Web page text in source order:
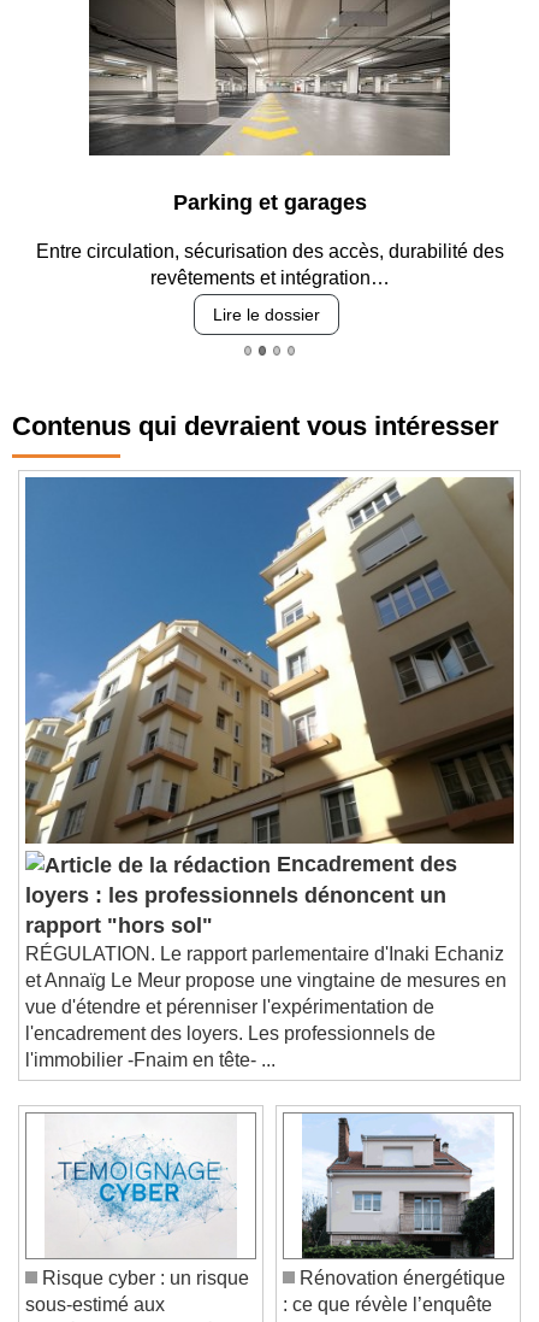
Parking et garages
Entre circulation, sécurisation des accès, durabilité des
revêtements et intégration…
Lire le dossier
Contenus qui devraient vous intéresser
Encadrement des
loyers : les professionnels dénoncent un
rapport "hors sol"
RÉGULATION. Le rapport parlementaire d'Inaki Echaniz
et Annaïg Le Meur propose une vingtaine de mesures en
vue d'étendre et pérenniser l'expérimentation de
l'encadrement des loyers. Les professionnels de
l'immobilier -Fnaim en tête- ...
Risque cyber : un risque
sous-estimé aux
Rénovation énergétique
: ce que révèle l’enquête